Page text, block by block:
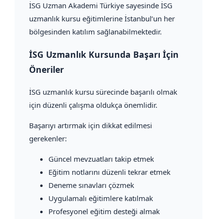
İSG Uzman Akademi Türkiye sayesinde İSG
uzmanlık kursu eğitimlerine İstanbul’un her
bölgesinden katılım sağlanabilmektedir.
İSG Uzmanlık Kursunda Başarı İçin
Öneriler
İSG uzmanlık kursu sürecinde başarılı olmak
için düzenli çalışma oldukça önemlidir.
Başarıyı artırmak için dikkat edilmesi
gerekenler:
Güncel mevzuatları takip etmek
Eğitim notlarını düzenli tekrar etmek
Deneme sınavları çözmek
Uygulamalı eğitimlere katılmak
Profesyonel eğitim desteği almak